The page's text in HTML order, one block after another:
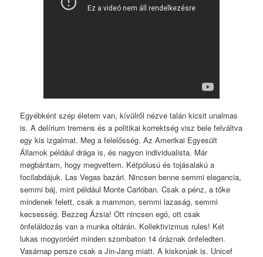
Egyébként szép életem van, kívülről nézve talán kicsit unalmas
is. A delírium tremens és a politikai korrektség visz bele felváltva
egy kis izgalmat. Meg a felelősség. Az Amerikai Egyesült
Államok például drága is, és nagyon individualista. Már
megbántam, hogy megvettem. Kétpólusú és tojásalakú a
focilabdájuk. Las Vegas bazári. Nincsen benne semmi elegancia,
semmi báj, mint például Monte Carlóban. Csak a pénz, a tőke
mindenek felett, csak a mammon, semmi lazaság, semmi
kecsesség. Bezzeg Ázsia! Ott nincsen egó, ott csak
önfeláldozás van a munka oltárán. Kollektivizmus rules! Két
lukas mogyoróért minden szombaton 14 óráznak önfeledten.
Vasárnap persze csak a Jin-Jang miatt. A kiskorúak is. Unicef